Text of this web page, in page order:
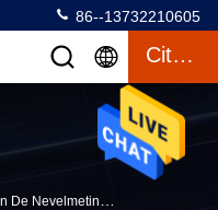
86--13732210605
Citaat
De Nevelmeting